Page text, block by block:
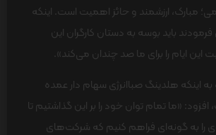
مبارک، ارزشمند و حائز اهمیت است. اینکه
باید بوسه به دستان کارگران این
این ایام را برای ما صد چندان می‌کند».
به اینکه هلدینگ صباانرژی سهام دار عمده
«ما تمام توان خود را بر این گذاشتیم تا
را به گونه‌ای فراهم کنیم که شرکت‌های